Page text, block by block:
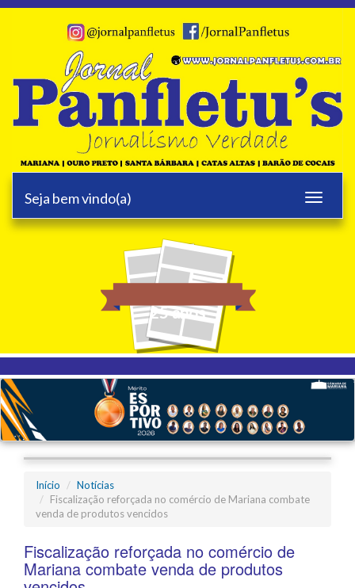
Toggle
Seja bem vindo(a)
25 anos
Início
Notícias
Fiscalização reforçada no comércio de Mariana combate
venda de produtos vencidos
Fiscalização reforçada no comércio de
Mariana combate venda de produtos